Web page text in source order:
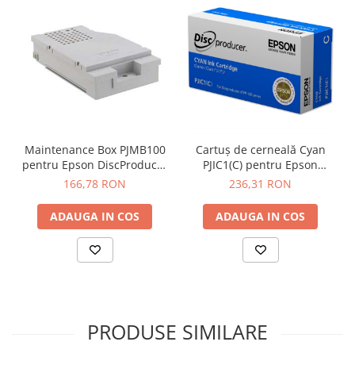
Maintenance Box PJMB100
pentru Epson DiscProducer
PP-100III PP-100II si PP-
166,78 RON
ADAUGA IN COS
Cartuș de cerneală Cyan
PJIC1(C) pentru Epson
DiscProducer
236,31 RON
ADAUGA IN COS
PRODUSE SIMILARE